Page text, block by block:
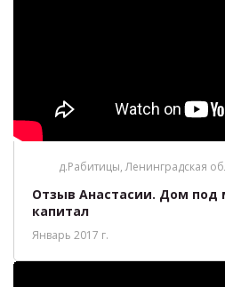
д.Рабитицы, Ленинградская
Отзыв Анастасии. Дом под
капитал
Январь 2017 г.